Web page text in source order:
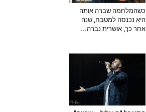
כשהמלחמה שברה אותה
היא נכנסה למטבח, שנה
אחר כך, אושרית נברה...